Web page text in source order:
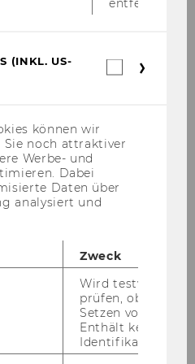
insbes.
einer thematisch
Masterstudium der
mit
Rechnungswesen
gleichzuhaltende
Rechnungswesen,
von
entfernt.
(INKL. US-
können wir
noch attraktiver
Werbe- und
Dabei
Daten über
analysiert und
Zweck
Wird testweise
prüfen, ob der
Setzen von
Enthält keine